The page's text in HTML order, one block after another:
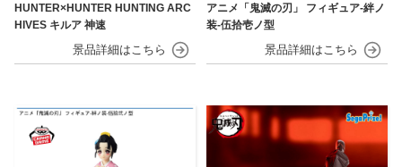
HUNTER×HUNTER HUNTING ARC
HIVES キルア 神速
アニメ「鬼滅の刃」 フィギュア-絆ノ
装-伍拾壱ノ型